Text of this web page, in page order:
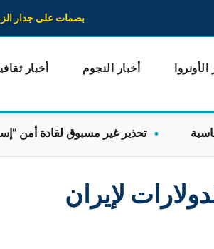
بصمات على جدار
الأونروا أخبار النجوم أخبار
تحذير غير مسبوق لقادة أمن
لإيران